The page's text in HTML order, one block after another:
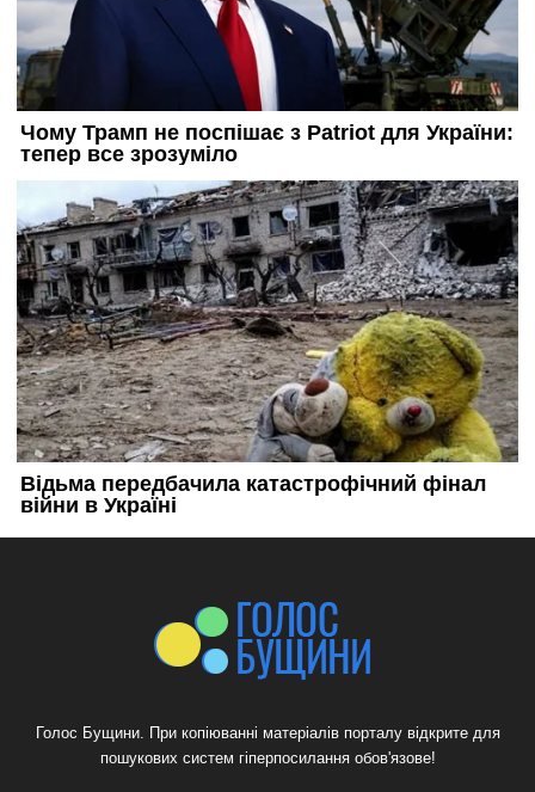
Голос Бущини. При копіюванні матеріалів порталу відкрите для
пошукових систем гіперпосилання обов'язове!